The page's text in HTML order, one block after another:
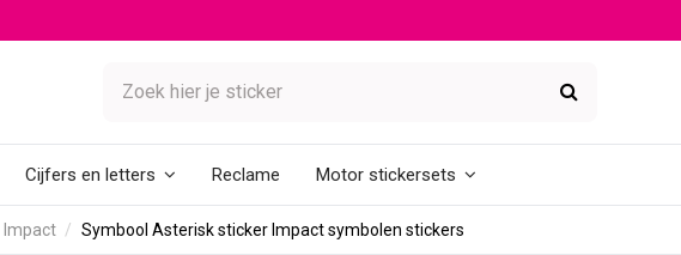
Cijfers en letters Reclame Motor stickersets
Impact Symbool Asterisk sticker Impact symbolen stickers